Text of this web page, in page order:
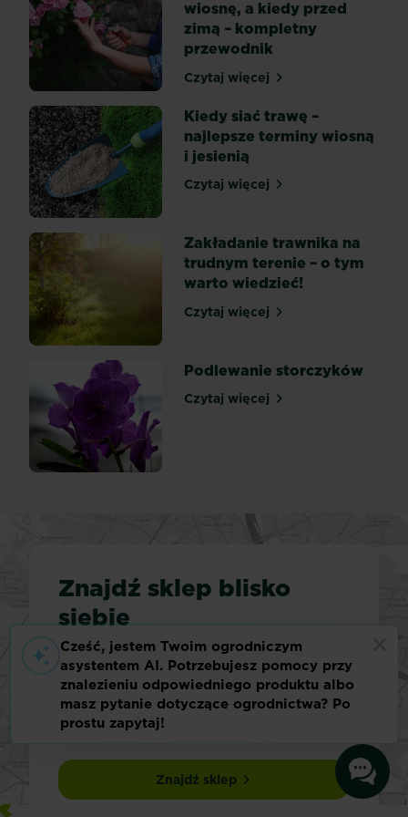
nas
właśnie
leczniczych
właściwości
hodują
lawendę
w
ogrodzie.
Z
kolei...
wiosnę, a kiedy przed
zimą – kompletny
przewodnik
Czytaj więcejKiedy przycinać róże na
Kiedy siać trawę –
najlepsze terminy wiosną
i jesienią
Czytaj więcejKiedy siać trawę –
Zakładanie trawnika na
trudnym terenie – o tym
warto wiedzieć!
Czytaj więcejZakładanie trawnika na
Podlewanie storczyków
Czytaj więcejPodlewanie storczyków
Znajdź sklep blisko
siebie
Szukasz specjalistycznej porady
ogrodniczej? A może po prostu
szukasz konkretnego produktu?
Odwiedź lokalny sklep i uzyskaj
pomoc od personelu.
Znajdź sklep